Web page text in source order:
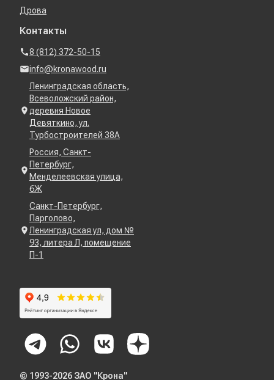
Дрова
Контакты
8 (812) 372-50-15
info@kronawood.ru
Ленинградская область,
Всеволожский район,
деревня Новое
Девяткино, ул.
Турбостроителей 38А
Россия, Санкт-
Петербург,
Менделеевская улица,
6Ж
Санкт-Петербург,
Парголово,
Ленинградская ул, дом №
93, литера Л, помещение
П-1
© 1993-2026 ЗАО "Крона"